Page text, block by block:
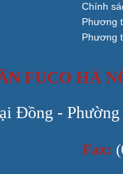
Chính
Phương
Phương
FUCO HÀ
Đồng -
Fax: